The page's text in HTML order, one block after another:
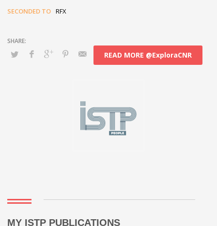
SECONDED TO RFX
READ MORE @ExploraCNR
MY ISTP PUBLICATIONS